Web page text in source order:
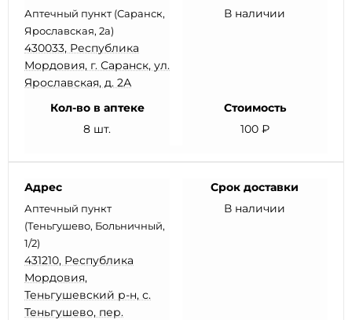
Аптечный пункт (Саранск,
Ярославская, 2а)
430033, Республика
Мордовия, г. Саранск, ул.
Ярославская, д. 2А
В наличии
Кол-во в аптеке
8 шт.
Стоимость
100 ₽
Адрес
Аптечный пункт
(Теньгушево, Больничный,
1/2)
431210, Республика
Мордовия,
Теньгушевский р-н, с.
Теньгушево, пер.
Срок доставки
В наличии